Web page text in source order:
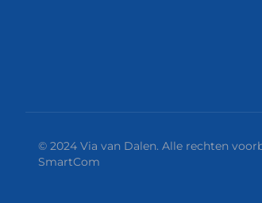
© 2024 Via van Dalen. Alle rechten
SmartCom